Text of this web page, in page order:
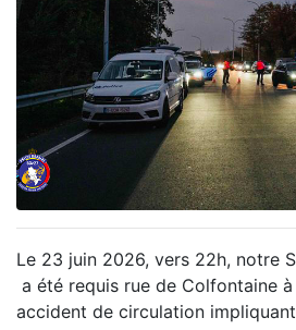
Le 23 juin 2026, vers 22h, notre
a été requis rue de Colfontaine
accident de circulation